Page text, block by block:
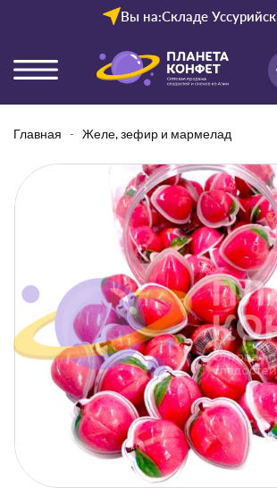
Вы на:Складе Уссурийск
Главная Желе, зефир и мармелад